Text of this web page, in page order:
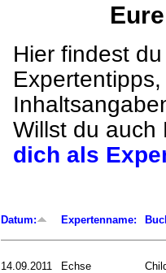
Hier findest
Willst du
dich als
Datum: Expertenname:
14.09.2011 Echse